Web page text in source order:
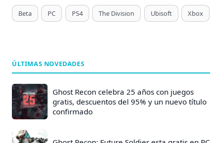
T
a
d
e
E
n
t
Beta PC PS4 The Division Ubisoft Xbox
ÚLTIMAS NOVEDADES
Ghost Recon celebra 25 años con juegos
gratis, descuentos del 95% y un nuevo título
confirmado